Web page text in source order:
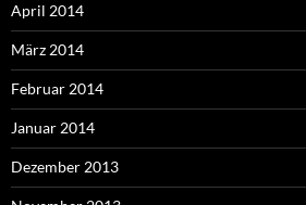
April 2014
März 2014
Februar 2014
Januar 2014
Dezember 2013